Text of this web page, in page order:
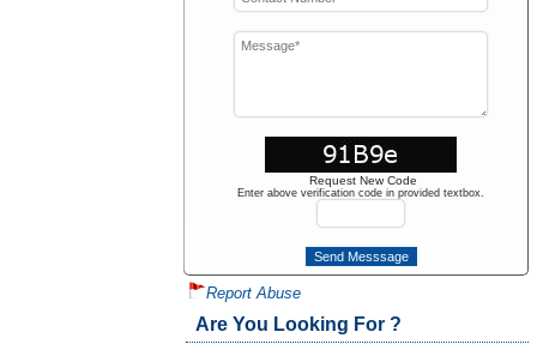
Request New Code
Enter above verification code in provided textbox.
Report Abuse
Are You Looking For ?